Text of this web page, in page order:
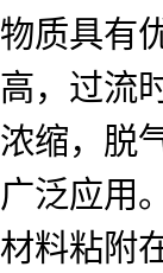
物质具有
高，过流
浓缩，脱
广泛应用
材料粘附